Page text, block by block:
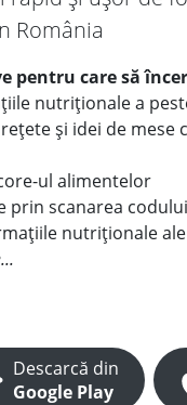
România
pentru care să
nutriționale a
rețete și idei de
ul alimentelor
prin scanarea
nutriționale
Descarcă din
Google Play